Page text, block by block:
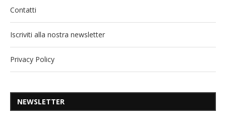
Contatti
Iscriviti alla nostra newsletter
Privacy Policy
NEWSLETTER